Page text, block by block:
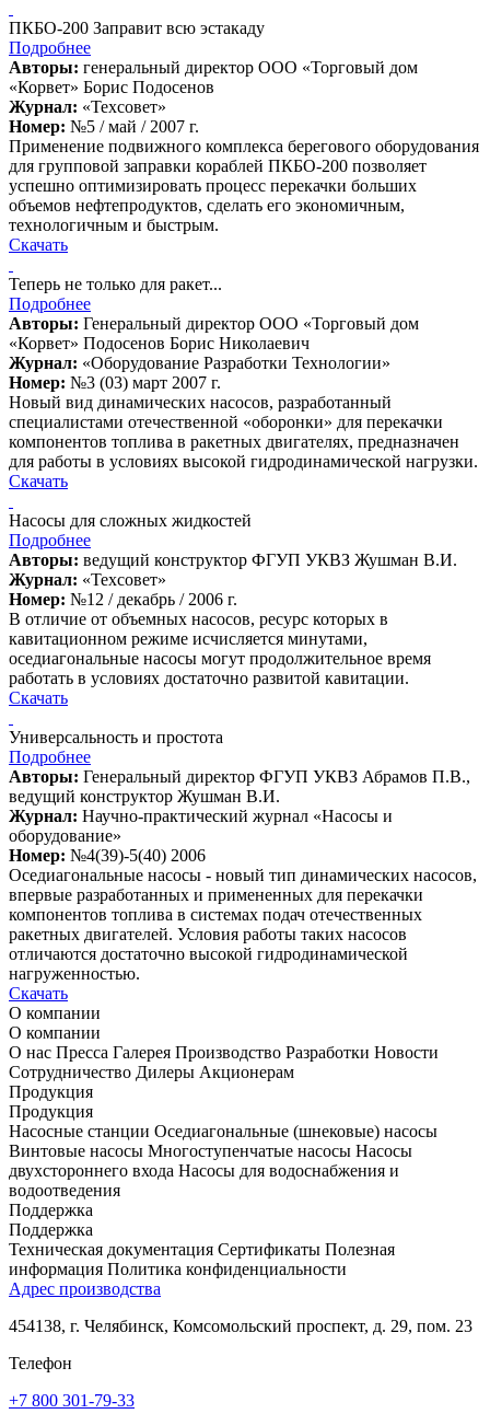
ПКБО-200 Заправит всю эстакаду
Подробнее
Авторы: генеральный директор ООО «Торговый дом
«Корвет» Борис Подосенов
Журнал: «Техсовет»
Номер: №5 / май / 2007 г.
Применение подвижного комплекса берегового оборудования
для груп­повой заправки кораблей ПКБО-200 позволяет
успешно оптимизировать процесс перекачки больших
объемов нефтепродуктов, сделать его эко­номичным,
технологичным и быстрым.
Скачать
Теперь не только для ракет...
Подробнее
Авторы: Генеральный директор ООО «Торговый дом
«Корвет» Подосенов Борис Николаевич
Журнал: «Оборудование Разработки Технологии»
Номер: №3 (03) март 2007 г.
Новый вид динамических насосов, разработанный
специалистами отечественной «оборонки» для перекачки
компонентов топлива в ракетных двигателях, предназначен
для работы в условиях высокой гидродинамической нагрузки.
Скачать
Насосы для сложных жидкостей
Подробнее
Авторы: ведущий конструктор ФГУП УКВЗ Жушман В.И.
Журнал: «Техсовет»
Номер: №12 / декабрь / 2006 г.
В отличие от объемных насосов, ресурс которых в
кавитационном режиме исчисляется минутами,
оседиагональные насосы могут продолжительное время
работать в условиях достаточно развитой кавитации.
Скачать
Универсальность и простота
Подробнее
Авторы: Генеральный директор ФГУП УКВЗ Абрамов П.В.,
ведущий конструктор Жушман В.И.
Журнал: Научно-практический журнал «Насосы и
оборудование»
Номер: №4(39)-5(40) 2006
Оседиагональные насосы - новый тип динамических насосов,
впервые разработанных и примененных для перекачки
компонентов топлива в системах подач отечественных
ракетных двигателей. Условия работы таких насосов
отличаются достаточно высокой гидродинамической
нагруженностью.
Скачать
О компании
О компании
О нас Пресса Галерея Производство Разработки Новости
Сотрудничество Дилеры Акционерам
Продукция
Продукция
Насосные станции Оседиагональные (шнековые) насосы
Винтовые насосы Многоступенчатые насосы Насосы
двухстороннего входа Насосы для водоснабжения и
водоотведения
Поддержка
Поддержка
Техническая документация Сертификаты Полезная
информация Политика конфиденциальности
Адрес производства
454138, г. Челябинск, Комсомольский проспект, д. 29, пом. 23
Телефон
+7 800 301-79-33